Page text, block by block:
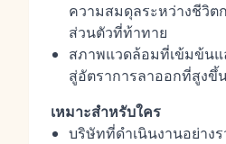
ความสมดุลระหว่างชีวิต
ส่วนตัวที่ท้าทาย
สภาพแวดล้อมที่เข้มข้น
สู่อัตราการลาออกที่สูงขึ้
เหมาะสำหรับใคร
บริษัทที่ดำเนินงานอย่าง